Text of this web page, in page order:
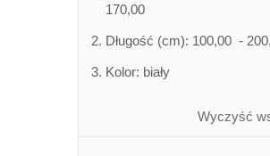
170,00
Długość (cm): 100,00 -
Kolor: biały
Wyczyść